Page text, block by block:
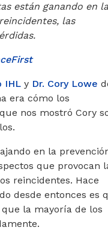
están ganando en la
las
IHL y Dr. Cory Lowe
era cómo los
nos mostró Cory
en la
que provocan
reincidentes. Hace
desde entonces es
la mayoría de los